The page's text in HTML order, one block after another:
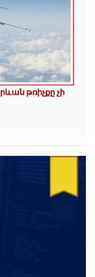
թռիչքը չի